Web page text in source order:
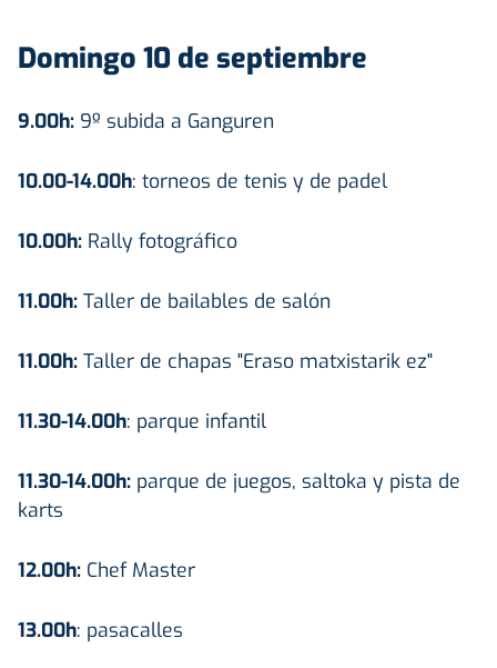
Domingo 10 de septiembre
9.00h: 9º subida a Ganguren
10.00-14.00h: torneos de tenis y de padel
10.00h: Rally fotográfico
11.00h: Taller de bailables de salón
11.00h: Taller de chapas "Eraso matxistarik ez"
11.30-14.00h: parque infantil
11.30-14.00h: parque de juegos, saltoka y pista de
karts
12.00h: Chef Master
13.00h: pasacalles